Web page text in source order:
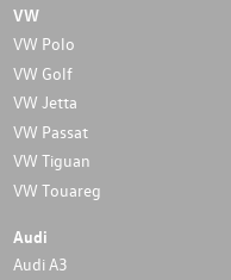
VW
VW Polo
VW Golf
VW Jetta
VW Passat
VW Tiguan
VW Touareg
Audi
Audi A3